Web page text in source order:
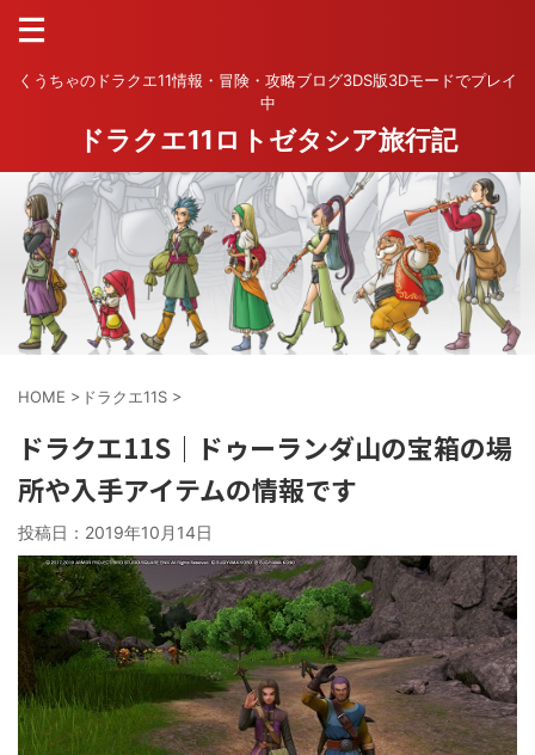
くうちゃのドラクエ11情報・冒険・攻略ブログ3DS版3Dモードでプレイ
中
ドラクエ11ロトゼタシア旅行記
HOME > ドラクエ11S >
ドラクエ11S｜ドゥーランダ山の宝箱の場
所や入手アイテムの情報です
投稿日： 2019年10月14日